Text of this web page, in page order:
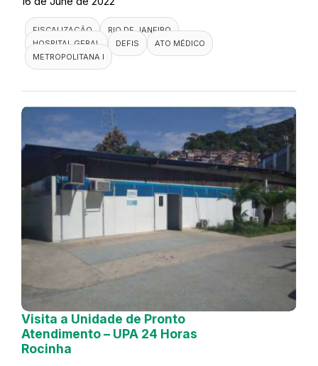
FISCALIZAÇÃO
RIO DE JANEIRO
HOSPITAL GERAL
DEFIS
ATO MÉDICO
METROPOLITANA I
Visita a Unidade de Pronto
Atendimento – UPA 24 Horas
Rocinha